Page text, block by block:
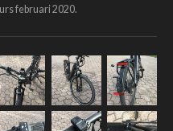
februari 2020.